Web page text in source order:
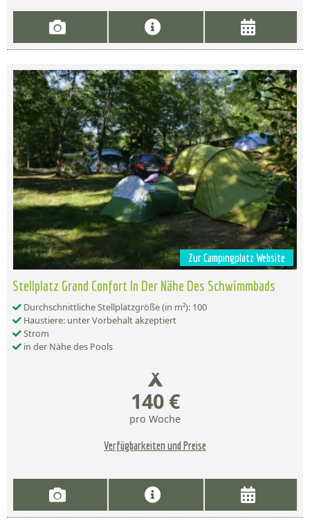
Zur Campingplatz Website
Stellplatz Grand Confort In Der Nähe Des Schwimmbads
Durchschnittliche Stellplatzgröße (in m²): 100
Haustiere: unter Vorbehalt akzeptiert
Strom
in der Nähe des Pools
140 €
pro Woche
Verfügbarkeiten und Preise